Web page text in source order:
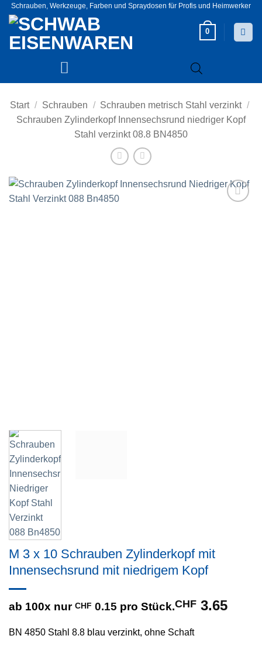
Zum
Inhalt
springen
Schrauben, Werkzeuge, Farben und Spraydosen für Profis und Heimwerker
0
Start / Schrauben / Schrauben metrisch Stahl verzinkt /
Schrauben Zylinderkopf Innensechsrund niedriger Kopf
Stahl verzinkt 08.8 BN4850
M 3 x 10 Schrauben Zylinderkopf mit
Innensechsrund mit niedrigem Kopf
ab 100x nur CHF 0.15 pro Stück.CHF 3.65
BN 4850 Stahl 8.8 blau verzinkt, ohne Schaft